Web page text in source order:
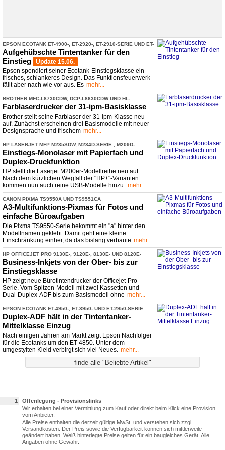
EPSON ECOTANK ET-​4900- ​, ET-​2920- ​, ET-​2910-​SERIE UND ET-
​1910
Aufgehübschte Tintentanker für den
Einstieg
Update 15.06.
Epson spendiert seiner Ecotank-Einstiegsklasse ein
frisches, schlankeres Design. Das Funktionsfeuerwerk
fällt aber nach wie vor aus. Es mehr...
BROTHER MFC-​L8730CDW, DCP-​L8630CDW UND HL-
​L8430CDW
Farblaserdrucker der 31-​ipm-​Basisklasse
Brother stellt seine Farblaser der 31-ipm-Klasse neu
auf. Zunächst erscheinen drei Basismodelle mit neuer
Designsprache und frischem mehr...
HP LASERJET MFP M235SDW, M234D-​SERIE , M209D-
​SERIE UND M207DW
Einstiegs-​Monolaser mit Papierfach und
Duplex-​Druckfunktion
HP stellt die Laserjet M200er-Modellreihe neu auf.
Nach dem kürzlichen Wegfall der "HP+"-Varianten
kommen nun auch reine USB-Modelle hinzu.
mehr...
CANON PIXMA TS9550A UND TS9551CA
A3-​Multifunktions-​Pixmas für Fotos und
einfache Büroaufgaben
Die Pixma TS9550-Serie bekommt ein "a" hinter den
Modellnamen geklebt. Damit geht eine kleine
Einschränkung einher, da das bislang verbaute mehr...
HP OFFICEJET PRO 9130E- ​, 9120E- ​, 8130E- ​ UND 8120E-
​SERIE
Business-​Inkjets von der Ober- ​ bis zur
Einstiegsklasse
HP zeigt neue Bürotintendrucker der Officejet-Pro-
Serie. Vom Spitzen-Modell mit zwei Kassetten und
Dual-Duplex-ADF bis zum Basismodell ohne mehr...
EPSON ECOTANK ET-​4950- ​, ET-​3950- ​ UND ET-​2950-​SERIE
Duplex-​ADF hält in der Tintentanker-
Mittelklasse Einzug
Nach einigen Jahren am Markt zeigt Epson Nachfolger
für die Ecotanks um den ET-4850. Unter dem
umgestylten Kleid verbirgt sich viel Neues. mehr...
finde alle "Beliebte Artikel"
1
Offenlegung - Provisionslinks
Wir erhalten bei einer Vermittlung zum Kauf oder direkt beim Klick eine Provision
vom Anbieter.
Alle Preise enthalten die derzeit gültige MwSt. und verstehen sich zzgl.
Versandkosten. Der Preis sowie die Verfügbarkeit können sich mittlerweile
geändert haben. Weiß hinterlegte Preise gelten für ein baugleiches Gerät. Alle
Angaben ohne Gewähr.